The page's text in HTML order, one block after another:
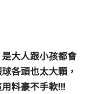
大人跟小孩都會
各頭也太大顆，
料豪不手軟!!!